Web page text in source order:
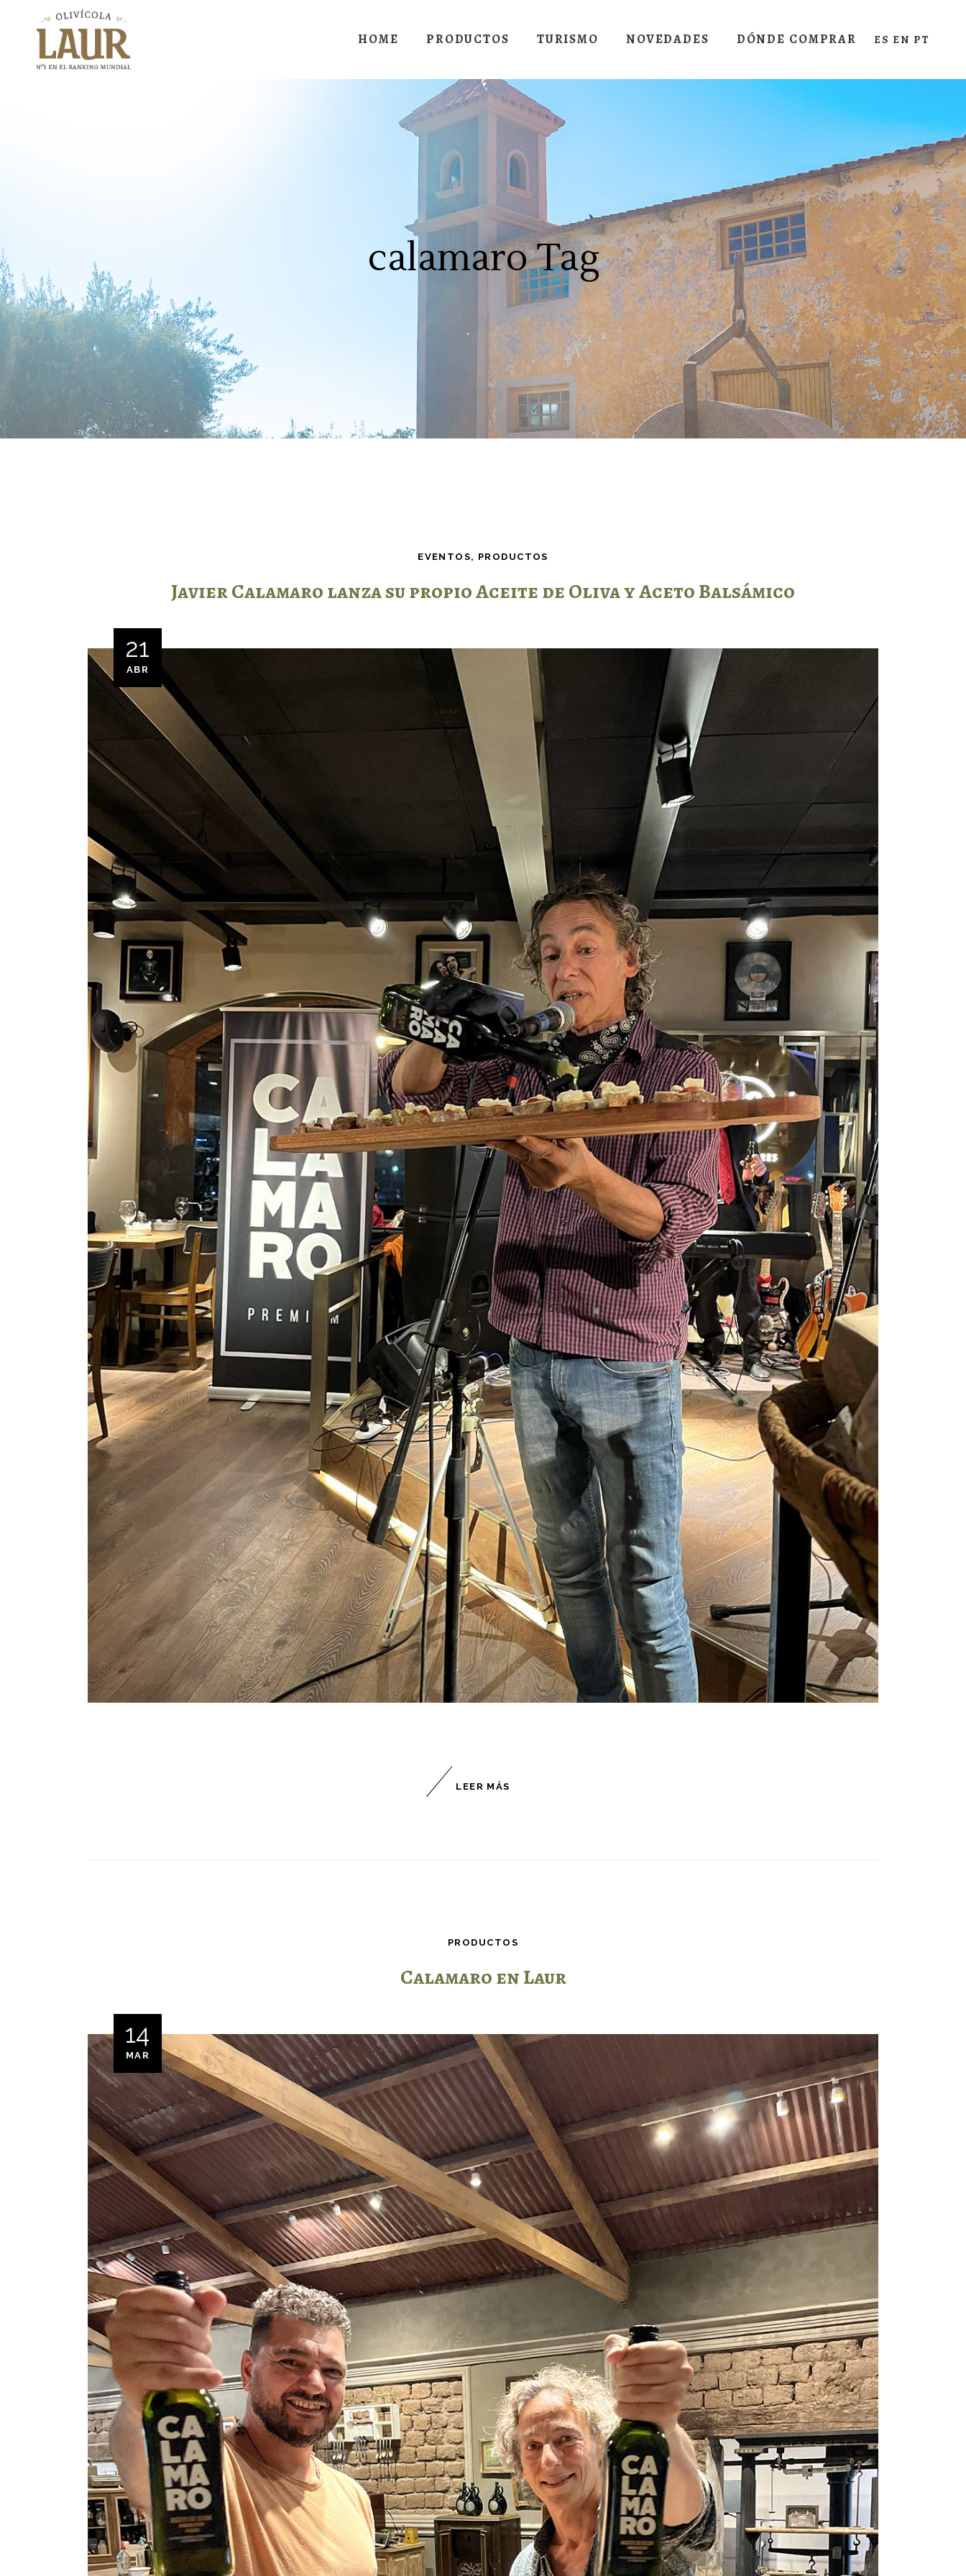
HOME PRODUCTOS TURISMO NOVEDADES DÓNDE COMPRAR ES EN PT
calamaro Tag
EVENTOS, PRODUCTOS
Javier Calamaro lanza su propio Aceite de Oliva y Aceto Balsámico
21
ABR
LEER MÁS
PRODUCTOS
Calamaro en Laur
14
MAR